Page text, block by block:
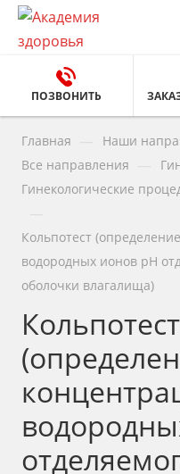
ПОЗВОНИТЬ
Главная Наши
Все направления
Гинекологические
Кольпотест
водородных ионов pH
оболочки влагалища)
Кольпотест